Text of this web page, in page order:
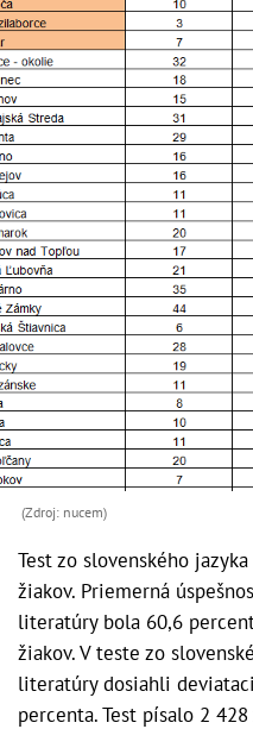
(Zdroj: nucem)
Test zo slovenského
žiakov. Priemerná
literatúry bola 60,6
žiakov. V teste zo
literatúry dosiahli
percenta. Test písalo 2